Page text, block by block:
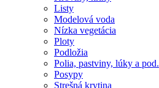
Listy
Modelová voda
Nízka vegetácia
Ploty
Podložia
Polia, pastviny, lúky a pod.
Posypy
Strešná krytina